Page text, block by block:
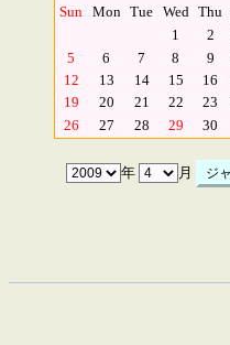
Sun Mon Tue Wed Thu
1
2
5
6 7 8 9
12
13 14 15 16
19
20 21 22 23
26
27 28 29 30
年 月